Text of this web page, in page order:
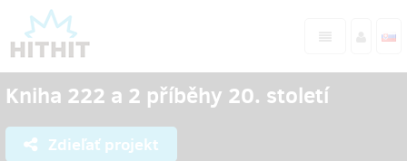
Kniha 222 a 2 příběhy 20. století
Zdieľať projekt